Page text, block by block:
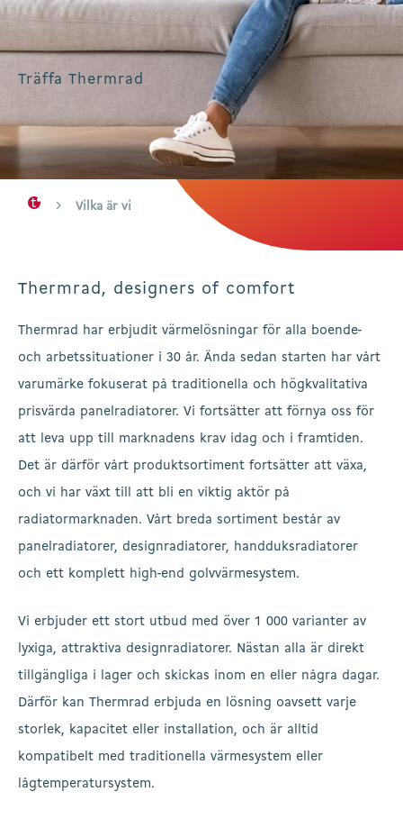
Träffa Thermrad
Vilka är vi
Thermrad, designers of comfort
Thermrad har erbjudit värmelösningar för alla boende-
och arbetssituationer i 30 år. Ända sedan starten har vårt
varumärke fokuserat på traditionella och högkvalitativa
prisvärda panelradiatorer. Vi fortsätter att förnya oss för
att leva upp till marknadens krav idag och i framtiden.
Det är därför vårt produktsortiment fortsätter att växa,
och vi har växt till att bli en viktig aktör på
radiatormarknaden. Vårt breda sortiment består av
panelradiatorer, designradiatorer, handduksradiatorer
och ett komplett high-end golvvärmesystem.
Vi erbjuder ett stort utbud med över 1 000 varianter av
lyxiga, attraktiva designradiatorer. Nästan alla är direkt
tillgängliga i lager och skickas inom en eller några dagar.
Därför kan Thermrad erbjuda en lösning oavsett varje
storlek, kapacitet eller installation, och är alltid
kompatibelt med traditionella värmesystem eller
lågtemperatursystem.